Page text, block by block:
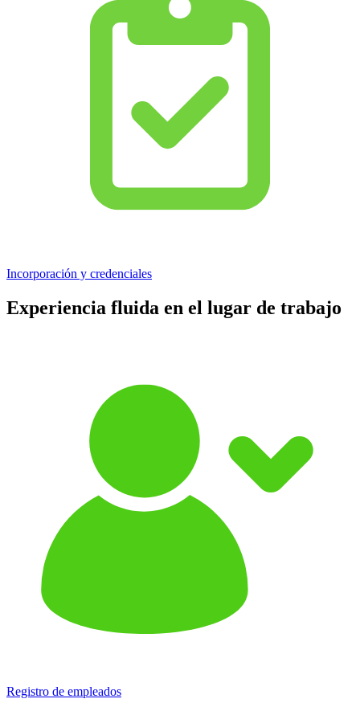
Incorporación y credenciales
Experiencia fluida en el lugar de trabajo
Registro de empleados